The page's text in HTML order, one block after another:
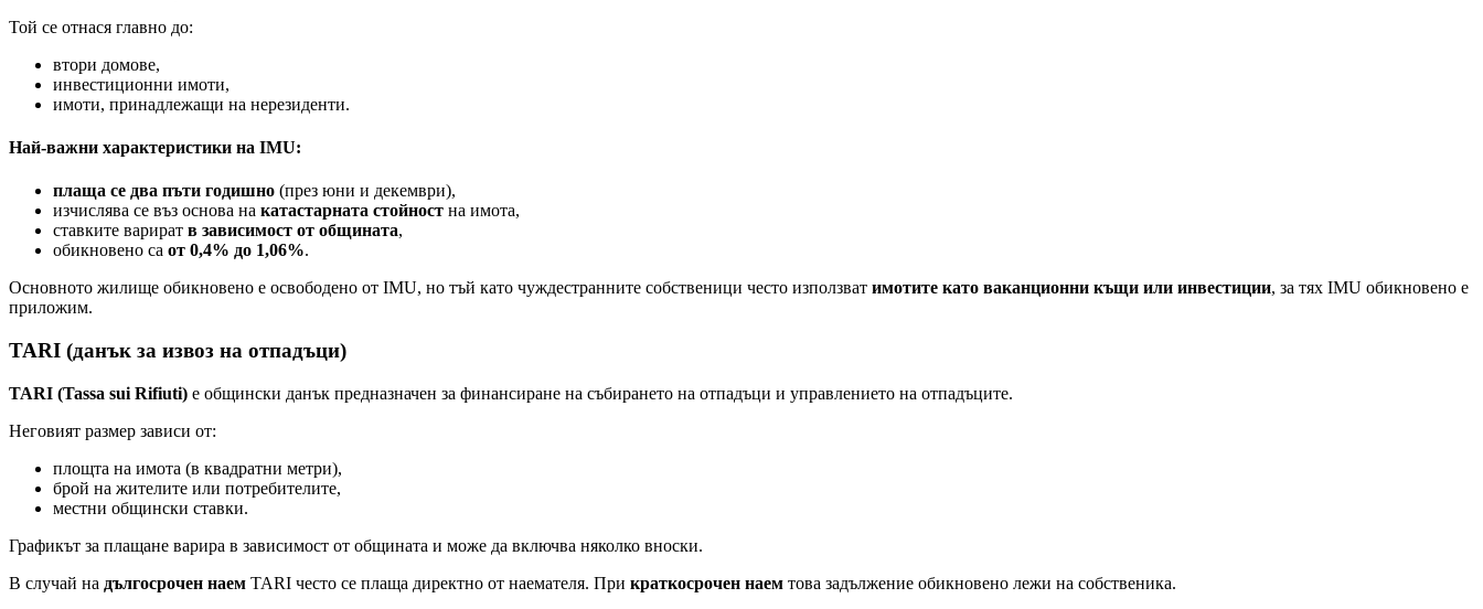
Той се отнася главно до:
втори домове,
инвестиционни имоти,
имоти, принадлежащи на нерезиденти.
Най-важни характеристики на IMU:
плаща се два пъти годишно (през юни и декември),
изчислява се въз основа на катастарната стойност на имота,
ставките варират в зависимост от общината,
обикновено са от 0,4% до 1,06%.
Основното жилище обикновено е освободено от IMU, но тъй като чуждестранните собственици често използват имотите като ваканционни къщи или инвестиции, за тях IMU обикновено е
приложим.
TARI (данък за извоз на отпадъци)
TARI (Tassa sui Rifiuti) е общински данък предназначен за финансиране на събирането на отпадъци и управлението на отпадъците.
Неговият размер зависи от:
площта на имота (в квадратни метри),
брой на жителите или потребителите,
местни общински ставки.
Графикът за плащане варира в зависимост от общината и може да включва няколко вноски.
В случай на дългосрочен наем TARI често се плаща директно от наемателя. При краткосрочен наем това задължение обикновено лежи на собственика.